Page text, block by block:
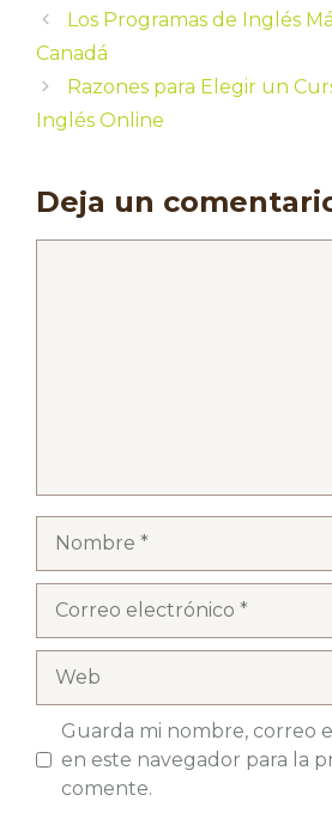
Los Programas de Inglés
Canadá
Razones para Elegir un
Inglés Online
Deja un
electrónico
Guarda mi nombre, correo
en este navegador para la
comente.